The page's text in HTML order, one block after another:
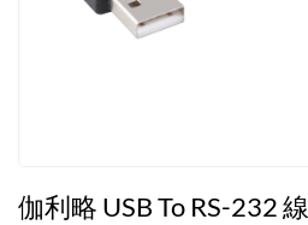
伽利略 USB To RS-232 線